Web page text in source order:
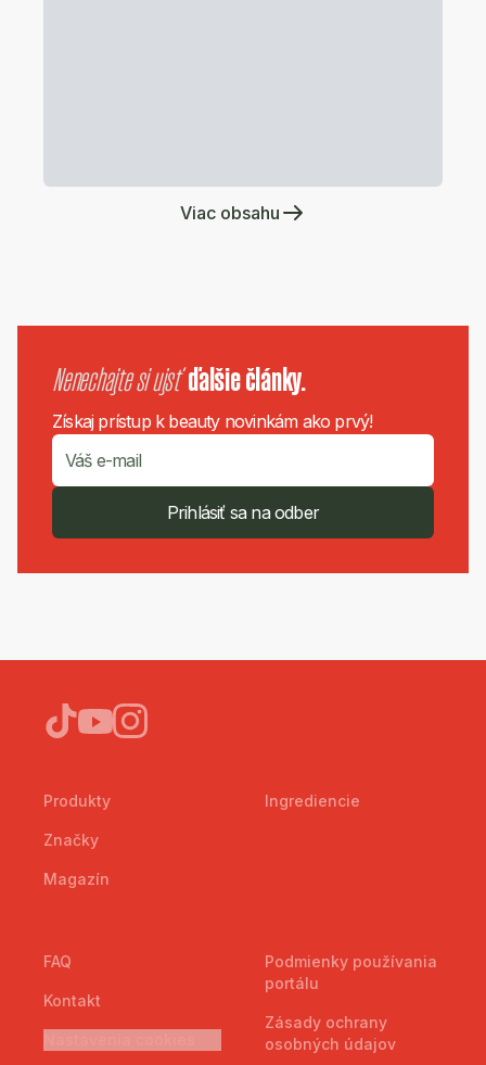
Viac obsahu
Nenechajte si ujsť ďalšie články.
Získaj prístup k beauty novinkám ako prvý!
Prihlásiť sa na odber
Produkty
Značky
Magazín
Ingrediencie
FAQ
Kontakt
Podmienky používania
portálu
Zásady ochrany
osobných údajov